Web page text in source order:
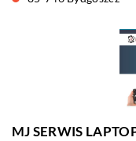
MJ SERWIS